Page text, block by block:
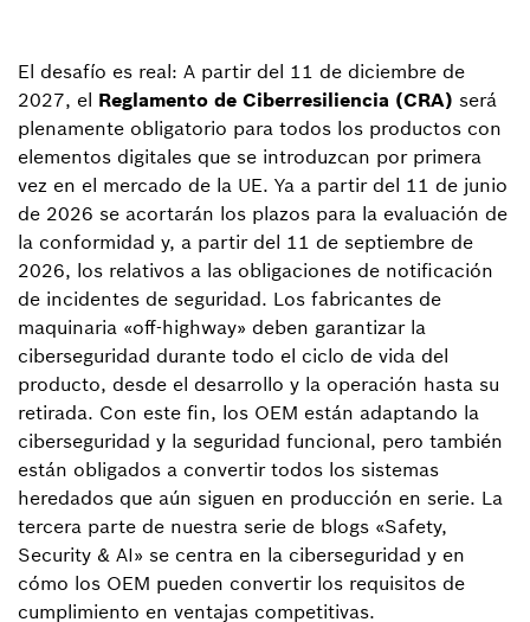
El desafío es real: A partir del 11 de diciembre de
2027, el Reglamento de Ciberresiliencia (CRA) será
plenamente obligatorio para todos los productos con
elementos digitales que se introduzcan por primera
vez en el mercado de la UE. Ya a partir del 11 de junio
de 2026 se acortarán los plazos para la evaluación de
la conformidad y, a partir del 11 de septiembre de
2026, los relativos a las obligaciones de notificación
de incidentes de seguridad. Los fabricantes de
maquinaria «off-highway» deben garantizar la
ciberseguridad durante todo el ciclo de vida del
producto, desde el desarrollo y la operación hasta su
retirada. Con este fin, los OEM están adaptando la
ciberseguridad y la seguridad funcional, pero también
están obligados a convertir todos los sistemas
heredados que aún siguen en producción en serie. La
tercera parte de nuestra serie de blogs «Safety,
Security & AI» se centra en la ciberseguridad y en
cómo los OEM pueden convertir los requisitos de
cumplimiento en ventajas competitivas.